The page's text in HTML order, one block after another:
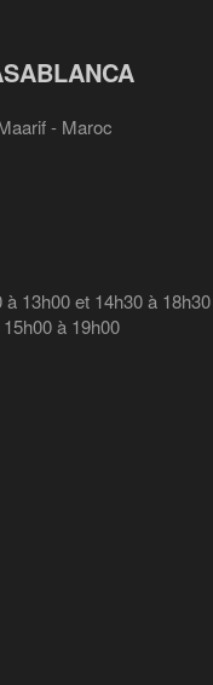
- Maroc
13h00 et 14h30 à 18h30
à 19h00